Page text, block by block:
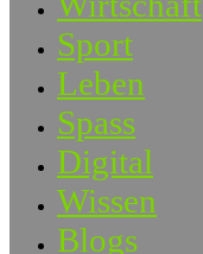
Sport
Leben
Spass
Digital
Wissen
Blogs